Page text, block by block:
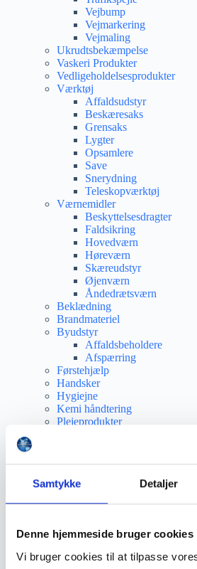
Samtykke Detaljer
Denne hjemmeside bruger cookies
Vi bruger cookies til at tilpasse
Vejbump
Vejmarkering
Vejmaling
Ukrudtsbekæmpelse
Vaskeri Produkter
Vedligeholdelsesprodukter
Værktøj
Affaldsudstyr
Beskæresaks
Grensaks
Lygter
Opsamlere
Save
Snerydning
Teleskopværktøj
Værnemidler
Beskyttelsesdragter
Faldsikring
Hovedværn
Høreværn
Skæreudstyr
Øjenværn
Åndedrætsværn
Beklædning
Brandmateriel
Byudstyr
Affaldsbeholdere
Afspærring
Førstehjælp
Handsker
Hygiejne
Kemi håndtering
Plejeprodukter
Stiger
Advarselsskilte